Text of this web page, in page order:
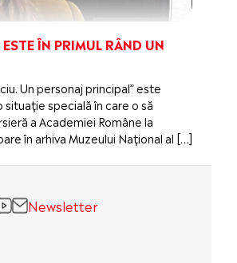
ÎN PRIMUL RÂND UN
Un personaj principal” este
specială în care o să
a Academiei Române la
în arhiva Muzeului Național al […]
Newsletter